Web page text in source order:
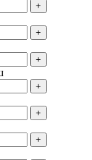
+
+
+
+
+
+